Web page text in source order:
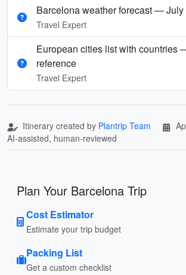
Barcelona weather forecast — July
Travel Expert
European cities list with countries
reference
Travel Expert
Itinerary created by Plantrip Team
AI-assisted, human-reviewed
Plan Your Barcelona Trip
Cost Estimator
Estimate your trip budget
Packing List
Get a custom checklist